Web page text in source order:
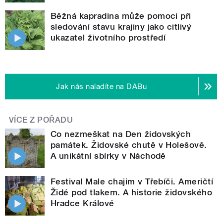
Běžná kapradina může pomoci při
sledování stavu krajiny jako citlivý
ukazatel životního prostředí
Jak nás naladíte na DABu
VÍCE Z POŘADU
Co nezmeškat na Den židovských
památek. Židovské chutě v Holešově.
A unikátní sbírky v Náchodě
Festival Male chajim v Třebíči. Američtí
Židé pod tlakem. A historie židovského
Hradce Králové